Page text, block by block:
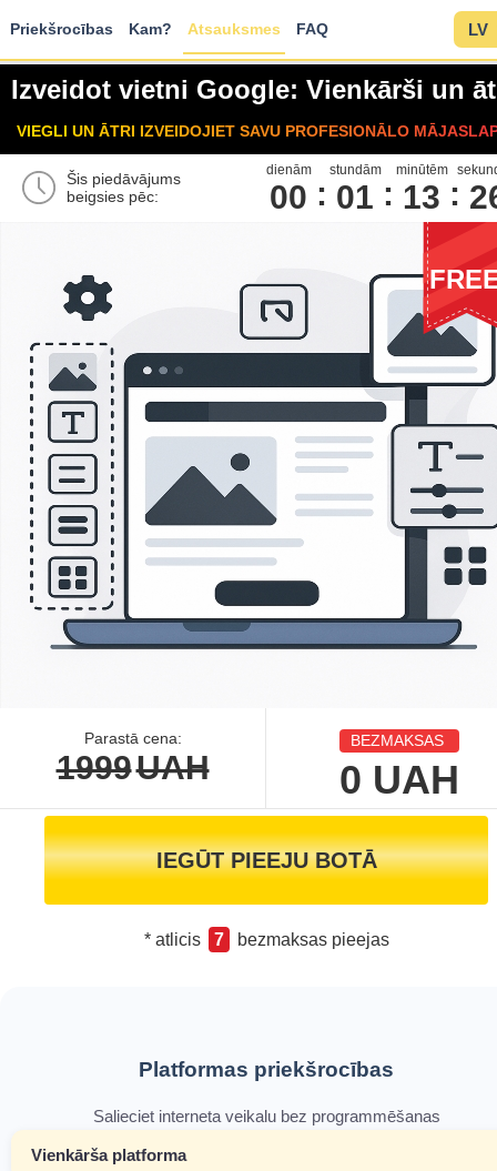
Priekšrocības Kam? Atsauksmes FAQ LV
Izveidot vietni Google: Vienkārši un
VIEGLI UN ĀTRI IZVEIDOJIET SAVU PROFESIONĀLO
Šis piedāvājums
beigsies pēc:
dienām
00
stundām
01
minūtēm
13 2
Parastā cena:
1999UAH
BEZMAKSAS
0 UAH
IEGŪT PIEEJU BOTĀ
* atlicis 7 bezmaksas pieejas
Platformas priekšrocības
Salieciet interneta veikalu bez programmēšanas
Vienkārša platforma